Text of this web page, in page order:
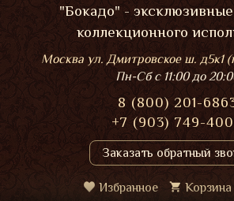
"Бокадо" -
коллекционного
Москва ул. Дмитровское ш. д5к1
Пн-Сбс 11:00 до
8 (800) 201-
+7 (903) 749-
Заказать обратный
Избранное Корзина